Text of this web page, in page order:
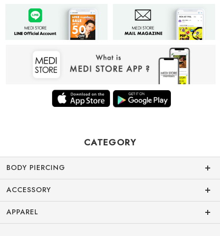
CATEGORY
BODY PIERCING
ACCESSORY
APPAREL